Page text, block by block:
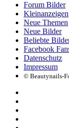
Forum Bilder
Kleinanzeigen
Neue Themen
Neue Bilder
Beliebte
Facebook
Datenschutz
Impressum
© Beautynails-